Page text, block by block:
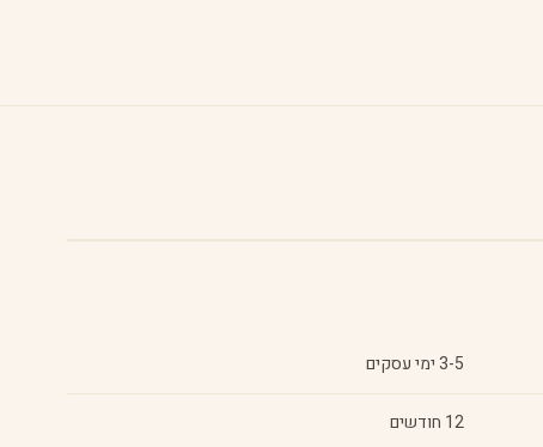
3-5 ימי עסקים
12 חודשים